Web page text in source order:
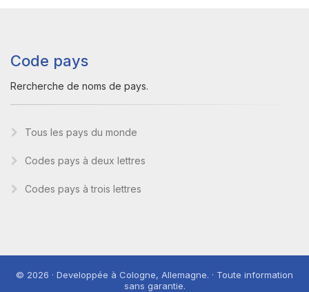
Code pays
Rercherche de noms de pays.
Tous les pays du monde
Codes pays à deux lettres
Codes pays à trois lettres
© 2026 · Developpée à Cologne, Allemagne. · Toute information
sans garantie.